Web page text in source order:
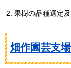
果樹の品種選定
畑作園芸支場